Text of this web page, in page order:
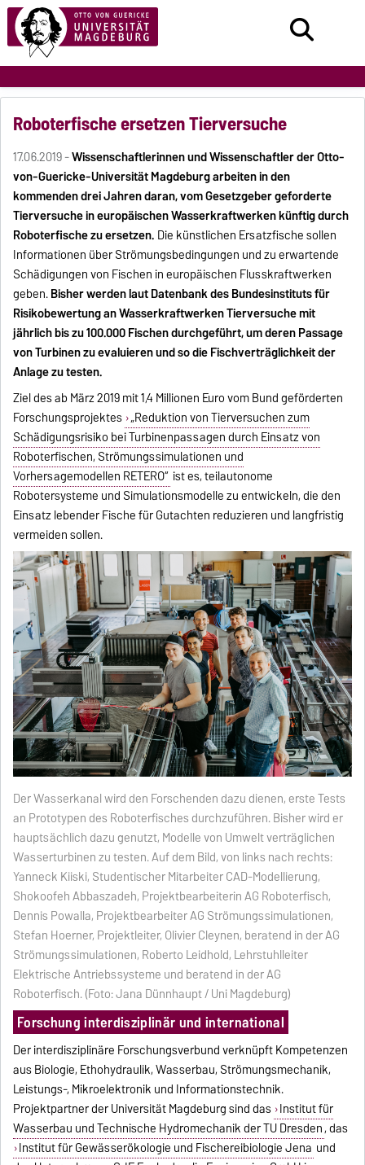
Roboterfische ersetzen Tierversuche
17.06.2019 -Wissenschaftlerinnen und Wissenschaftler der Otto-
von-Guericke-Universität Magdeburg arbeiten in den
kommenden drei Jahren daran, vom Gesetzgeber geforderte
Tierversuche in europäischen Wasserkraftwerken künftig durch
Roboterfische zu ersetzen. Die künstlichen Ersatzfische sollen
Informationen über Strömungsbedingungen und zu erwartende
Schädigungen von Fischen in europäischen Flusskraftwerken
geben.Bisher werden laut Datenbank des Bundesinstituts für
Risikobewertung an Wasserkraftwerken Tierversuche mit
jährlich bis zu 100.000 Fischen durchgeführt, um deren Passage
von Turbinen zu evaluieren und so die Fischverträglichkeit der
Anlage zu testen.
Ziel des ab März 2019 mit 1,4 Millionen Euro vom Bund geförderten
Forschungsprojektes „Reduktion von Tierversuchen zum
Schädigungsrisiko bei Turbinenpassagen durch Einsatz von
Roboterfischen, Strömungssimulationen und
Vorhersagemodellen RETERO“ ist es, teilautonome
Robotersysteme und Simulationsmodelle zu entwickeln, die den
Einsatz lebender Fische für Gutachten reduzieren und langfristig
vermeiden sollen.
Der Wasserkanal wird den Forschenden dazu dienen, erste Tests
an Prototypen des Roboterfisches durchzuführen. Bisher wird er
hauptsächlich dazu genutzt, Modelle von Umwelt verträglichen
Wasserturbinen zu testen.Auf dem Bild, von links nach rechts:
Yanneck Kiiski, Studentischer Mitarbeiter CAD-Modellierung,
Shokoofeh Abbaszadeh, Projektbearbeiterin AG Roboterfisch,
Dennis Powalla, Projektbearbeiter AG Strömungssimulationen,
Stefan Hoerner, Projektleiter, Olivier Cleynen, beratend in der AG
Strömungssimulationen, Roberto Leidhold, Lehrstuhlleiter
Elektrische Antriebssysteme und beratend in der AG
Roboterfisch. (Foto: Jana Dünnhaupt / Uni Magdeburg)
Forschung interdisziplinär und international
Der interdisziplinäre Forschungsverbund verknüpft Kompetenzen
aus Biologie, Ethohydraulik, Wasserbau, Strömungsmechanik,
Leistungs-, Mikroelektronik und Informationstechnik.
Projektpartner der Universität Magdeburg sind das Institut für
Wasserbau und Technische Hydromechanik der TU Dresden, das
Institut für Gewässerökologie und Fischereibiologie Jena und